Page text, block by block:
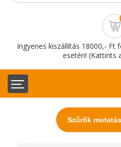
Ingyenes kiszállítás 18000,- Ft
esetén! (Kattints
Szűrők